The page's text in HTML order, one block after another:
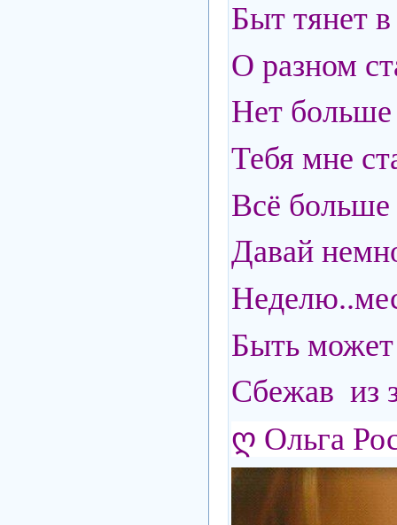
Быт тянет
О разном
Нет
Тебя мне
Всё больше
Давай
Быть может
Сбежав из
ღ Ольга